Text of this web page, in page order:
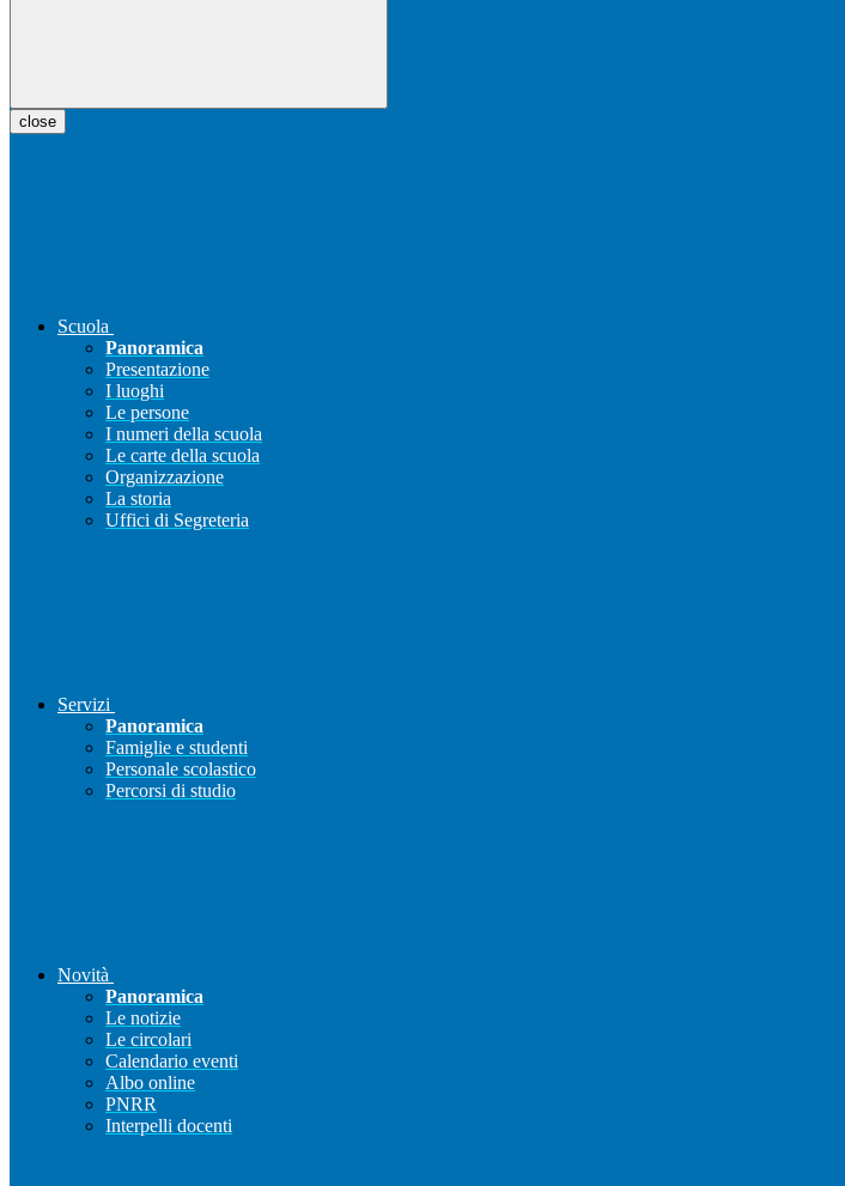
close
Scuola
Panoramica
Presentazione
I luoghi
Le persone
I numeri della scuola
Le carte della scuola
Organizzazione
La storia
Uffici di Segreteria
Servizi
Panoramica
Famiglie e studenti
Personale scolastico
Percorsi di studio
Novità
Panoramica
Le notizie
Le circolari
Calendario eventi
Albo online
PNRR
Interpelli docenti